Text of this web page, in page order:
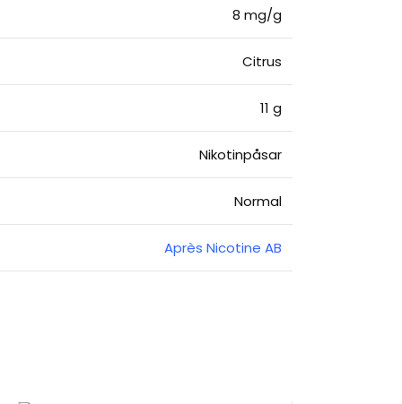
8 mg/g
Citrus
11 g
Nikotinpåsar
Normal
Après Nicotine AB